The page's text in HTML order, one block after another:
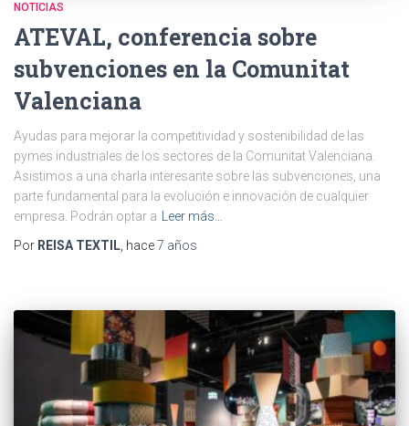
NOTICIAS
ATEVAL, conferencia sobre
subvenciones en la Comunitat
Valenciana
Ayudas para mejorar la competitividad y sostenibilidad de las
pymes industriales de los sectores de la Comunitat Valenciana.
Asistimos a una charla interesante sobre las subvenciones, una
parte fundamental para la evolución e innovación de cualquier
empresa. Podrán optar a Leer más…
Por REISA TEXTIL, hace7 años